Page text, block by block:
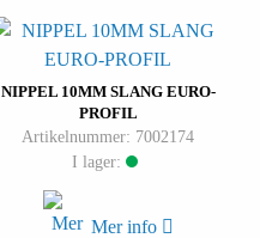
NIPPEL 10MM SLANG EURO-
PROFIL
Artikelnummer: 7002174
I lager:
Mer info